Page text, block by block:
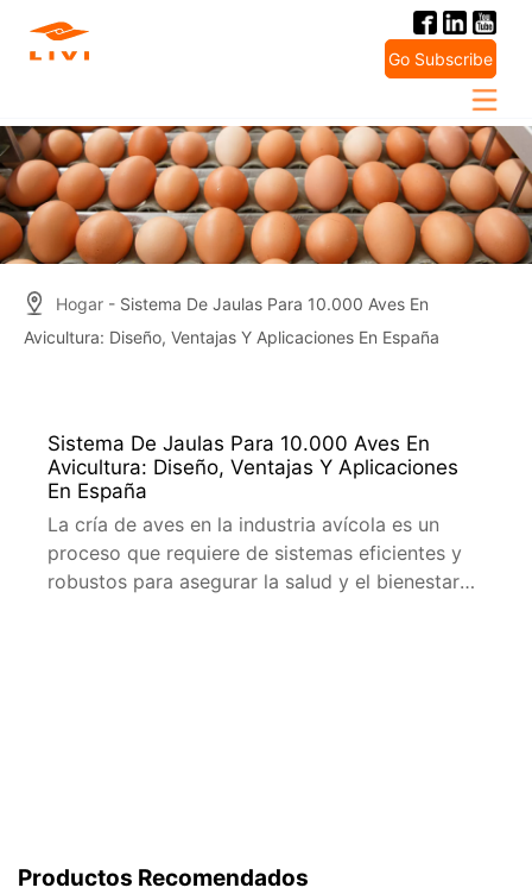
Go Subscribe
Hogar - Sistema De Jaulas Para 10.000 Aves En
Avicultura: Diseño, Ventajas Y Aplicaciones En España
Sistema De Jaulas Para 10.000 Aves En
Avicultura: Diseño, Ventajas Y Aplicaciones
En España
La cría de aves en la industria avícola es un
proceso que requiere de sistemas eficientes y
robustos para asegurar la salud y el bienestar
Productos Recomendados